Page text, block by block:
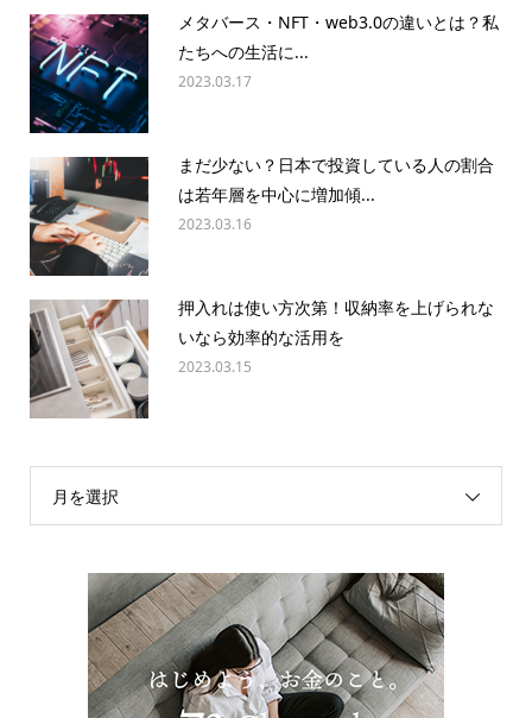
メタバース・NFT・web3.0の違いとは？私
たちへの生活に...
2023.03.17
まだ少ない？日本で投資している人の割合
は若年層を中心に増加傾...
2023.03.16
押入れは使い方次第！収納率を上げられな
いなら効率的な活用を
2023.03.15
月を選択